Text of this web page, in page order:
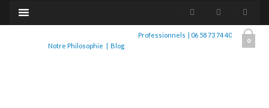
0
Notre Philosophie | Blog
Professionnels | 06 58 73 74 40